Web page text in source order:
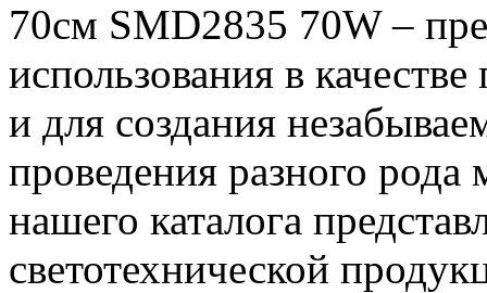
70см SMD2835 70W –
использования в
и для создания
проведения разного
нашего каталога
светотехнической